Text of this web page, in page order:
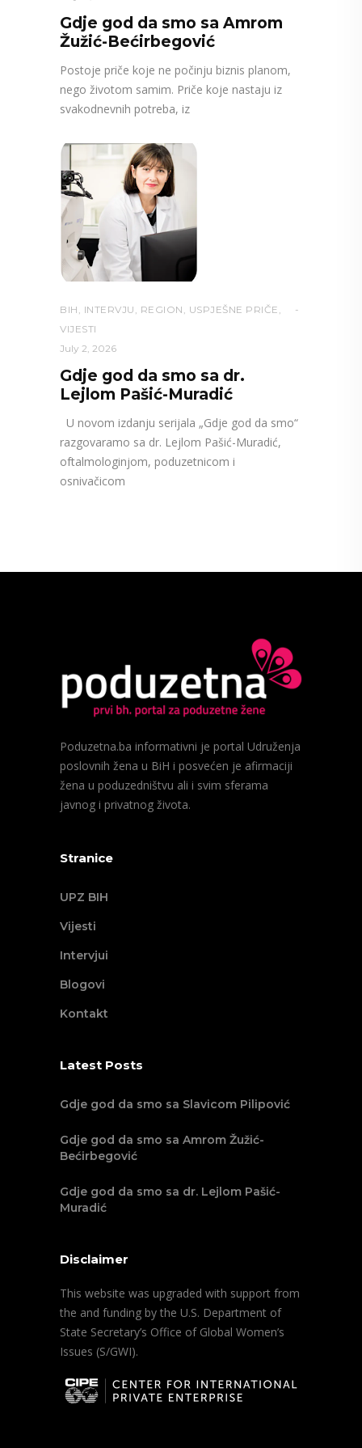
Gdje god da smo sa Amrom
Žužić-Bećirbegović
Postoje priče koje ne počinju biznis planom,
nego životom samim. Priče koje nastaju iz
svakodnevnih potreba, iz
BIH , INTERVJU , REGION , USPJEŠNE PRIČE ,
VIJESTI
July 2, 2026
Gdje god da smo sa dr.
Lejlom Pašić-Muradić
U novom izdanju serijala „Gdje god da smo“
razgovaramo sa dr. Lejlom Pašić-Muradić,
oftalmologinjom, poduzetnicom i
osnivačicom
Poduzetna.ba informativni je portal Udruženja
poslovnih žena u BiH i posvećen je afirmaciji
žena u poduzedništvu ali i svim sferama
javnog i privatnog života.
Stranice
UPZ BIH
Vijesti
Intervjui
Blogovi
Kontakt
Latest Posts
Gdje god da smo sa Slavicom Pilipović
Gdje god da smo sa Amrom Žužić-
Bećirbegović
Gdje god da smo sa dr. Lejlom Pašić-
Muradić
Disclaimer
This website was upgraded with support from
the and funding by the U.S. Department of
State Secretary’s Office of Global Women’s
Issues (S/GWI).